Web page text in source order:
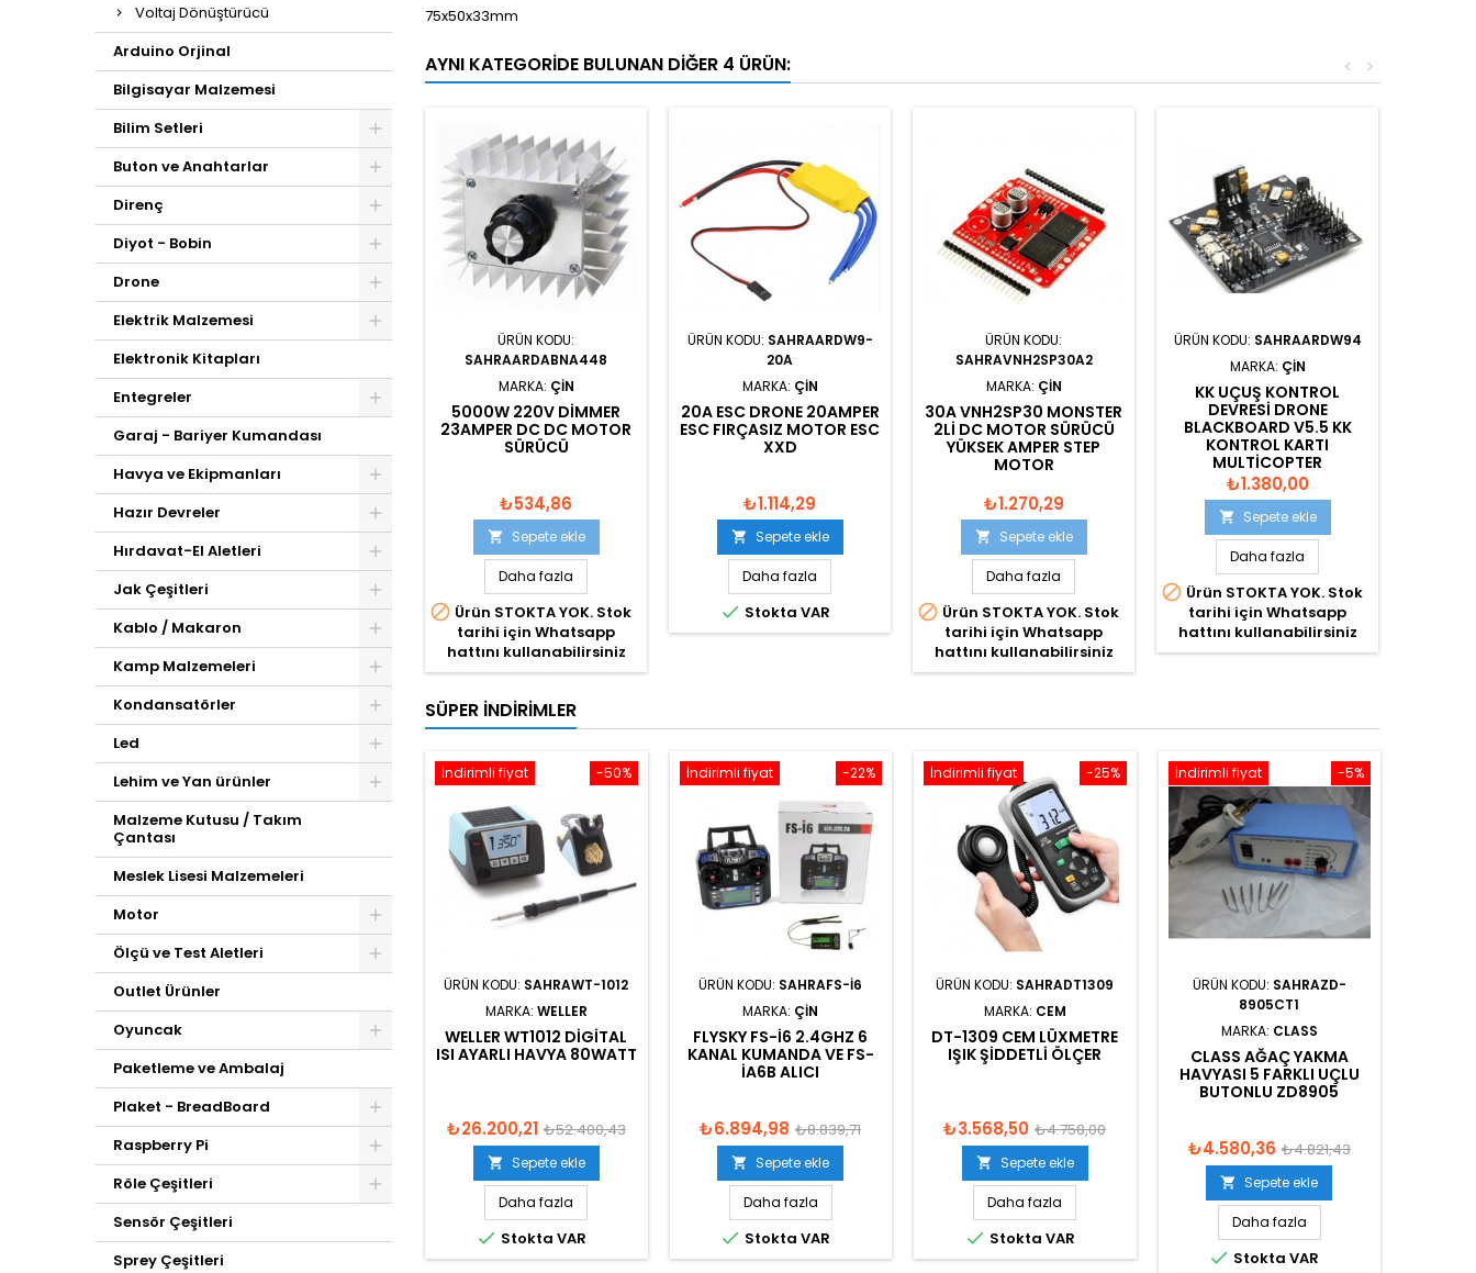
Voltaj Dönüştürücü
Arduino Orjinal
Bilgisayar Malzemesi
Bilim Setleri
Buton ve Anahtarlar
Direnç
Diyot - Bobin
Drone
Elektrik Malzemesi
Elektronik Kitapları
Entegreler
Garaj - Bariyer Kumandası
Havya ve Ekipmanları
Hazır Devreler
Hırdavat-El Aletleri
Jak Çeşitleri
Kablo / Makaron
Kamp Malzemeleri
Kondansatörler
Led
Lehim ve Yan ürünler
Malzeme Kutusu / Takım
Çantası
Meslek Lisesi Malzemeleri
Motor
Ölçü ve Test Aletleri
Outlet Ürünler
Oyuncak
Paketleme ve Ambalaj
Plaket - BreadBoard
Raspberry Pi
Röle Çeşitleri
Sensör Çeşitleri
Sprey Çeşitleri
75x50x33mm
AYNI KATEGORIDE BULUNAN DIĞER 4 ÜRÜN: >
<
ÜRÜN KODU:
SAHRAARDABNA448
MARKA: ÇIN
5000W 220V DIMMER
23AMPER DC DC MOTOR
SÜRÜCÜ
₺534,86
 Sepete ekle
Daha fazla
 Ürün STOKTA YOK. Stok
tarihi için Whatsapp
hattını kullanabilirsiniz
ÜRÜN KODU: SAHRAARDW9-
20A
MARKA: ÇIN
20A ESC DRONE 20AMPER
ESC FIRÇASIZ MOTOR ESC
XXD
₺1.114,29
 Sepete ekle
Daha fazla
 Stokta VAR
ÜRÜN KODU:
SAHRAVNH2SP30A2
MARKA: ÇIN
30A VNH2SP30 MONSTER
2LI DC MOTOR SÜRÜCÜ
YÜKSEK AMPER STEP
MOTOR
₺1.270,29
 Sepete ekle
Daha fazla
 Ürün STOKTA YOK. Stok
tarihi için Whatsapp
hattını kullanabilirsiniz
ÜRÜN KODU: SAHRAARDW94
MARKA: ÇIN
KK UÇUŞ KONTROL
DEVRESI DRONE
BLACKBOARD V5.5 KK
KONTROL KARTI
MULTICOPTER
QUADCOPTER
₺1.380,00
 Sepete ekle
Daha fazla
 Ürün STOKTA YOK. Stok
tarihi için Whatsapp
hattını kullanabilirsiniz
SÜPER İNDIRIMLER
-50%
İndirimli fiyat
ÜRÜN KODU: SAHRAWT-1012
MARKA: WELLER
WELLER WT1012 DIGITAL
ISI AYARLI HAVYA 80WATT
₺26.200,21 ₺52.400,43
 Sepete ekle
Daha fazla
 Stokta VAR
-22%
İndirimli fiyat
ÜRÜN KODU: SAHRAFS-I6
MARKA: ÇIN
FLYSKY FS-I6 2.4GHZ 6
KANAL KUMANDA VE FS-
IA6B ALICI
₺6.894,98 ₺8.839,71
 Sepete ekle
Daha fazla
 Stokta VAR
-25%
İndirimli fiyat
ÜRÜN KODU: SAHRADT1309
MARKA: CEM
DT-1309 CEM LÜXMETRE
IŞIK ŞIDDETLI ÖLÇER
₺3.568,50 ₺4.758,00
 Sepete ekle
Daha fazla
 Stokta VAR
-5%
İndirimli fiyat
ÜRÜN KODU: SAHRAZD-
8905CT1
MARKA: CLASS
CLASS AĞAÇ YAKMA
HAVYASI 5 FARKLI UÇLU
BUTONLU ZD8905
₺4.580,36 ₺4.821,43
 Sepete ekle
Daha fazla
 Stokta VAR